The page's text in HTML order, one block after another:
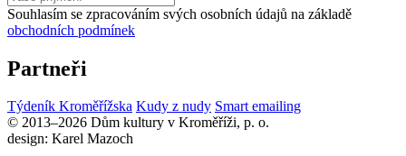
Souhlasím se zpracováním svých osobních údajů na základě
obchodních podmínek
Partneři
Týdeník Kroměřížska Kudy z nudy Smart emailing
© 2013–2026 Dům kultury v Kroměříži, p. o.
design: Karel Mazoch